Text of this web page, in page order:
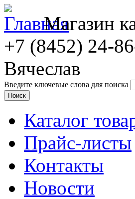
Магазин
+7 (8452) 24-
Вячеслав
Введите ключевые слова для поиска
Каталог
Прайс-листы
Контакты
Новости